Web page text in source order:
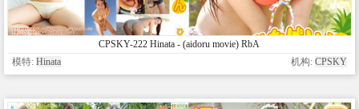
CPSKY-222 Hinata - (aidoru movie) RbA
模特: Hinata 机构: CPSKY